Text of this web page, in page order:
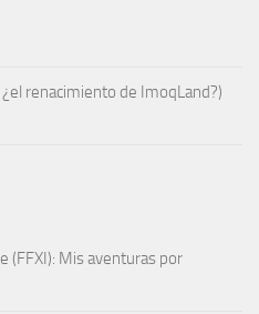
renacimiento de ImoqLand?)
(FFXI): Mis aventuras por